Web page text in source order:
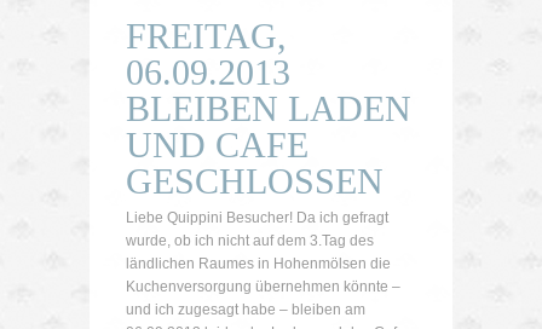
FREITAG,
06.09.2013
BLEIBEN LADEN
UND CAFE
GESCHLOSSEN
Liebe Quippini Besucher! Da ich gefragt
wurde, ob ich nicht auf dem 3.Tag des
ländlichen Raumes in Hohenmölsen die
Kuchenversorgung übernehmen könnte –
und ich zugesagt habe – bleiben am